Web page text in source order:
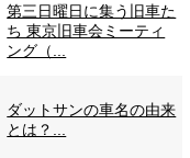
第三日曜日に集う旧車た
ち 東京旧車会ミーティ
ング（...
ダットサンの車名の由来
とは？...